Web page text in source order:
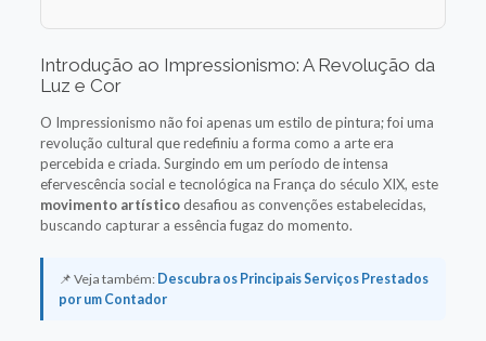
Introdução ao Impressionismo: A Revolução da
Luz e Cor
O Impressionismo não foi apenas um estilo de pintura; foi uma
revolução cultural que redefiniu a forma como a arte era
percebida e criada. Surgindo em um período de intensa
efervescência social e tecnológica na França do século XIX, este
movimento artísticodesafiou as convenções estabelecidas,
buscando capturar a essência fugaz do momento.
📌 Veja também: Descubra os Principais Serviços Prestados
por um Contador